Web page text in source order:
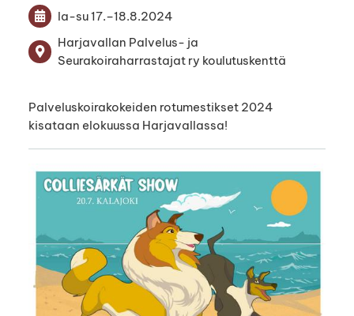
la-su17.–18.8.2024
Harjavallan Palvelus- ja
Seurakoiraharrastajat ry koulutuskenttä
Palveluskoirakokeiden rotumestikset 2024
kisataan elokuussa Harjavallassa!